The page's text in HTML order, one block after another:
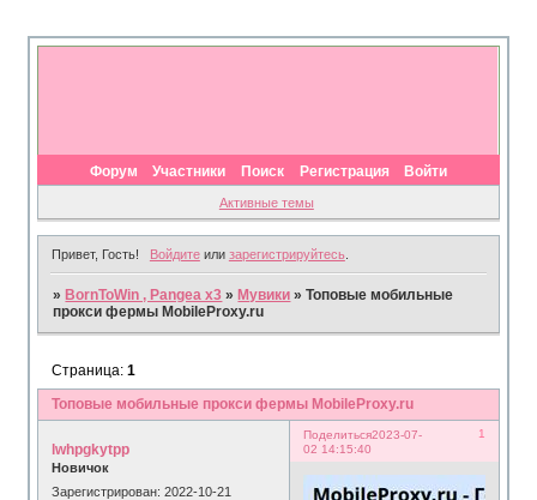
Форум Участники Поиск Регистрация Войти
Активные темы
Привет, Гость! Войдитеили зарегистрируйтесь.
» BornToWin , Pangea x3 » Мувики »Топовые мобильные
прокси фермы MobileProxy.ru
Топовые мобильные прокси фермы MobileProxy.ru
Страница:1
Поделиться 1
2023-07-
02 14:15:40
lwhpgkytpp
Новичок
Зарегистрирован: 2022-10-21